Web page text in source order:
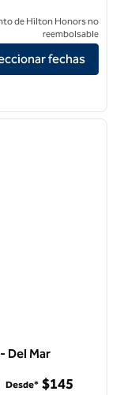
Mar
de Hilton Honors no
reembolsable
fechas
Del Mar
Desde* $145